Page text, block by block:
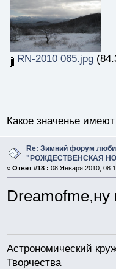
RN-2010 065.jpg
Какое значенье
Re: Зимний форум
"РОЖДЕСТВЕНСКАЯ
« Ответ #18 : 08 Января 2010,
Dreamofme,ну
Астрономический
Творчества